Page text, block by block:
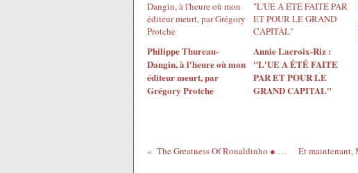
Philippe Thureau-
Dangin, à l'heure où mon
éditeur meurt, par
Grégory Protche
Annie Lacroix-Riz :
"L'UE A ÉTÉ FAITE
PAR ET POUR LE
GRAND CAPITAL"
The Greatness Of Ronaldinho ● Respect !